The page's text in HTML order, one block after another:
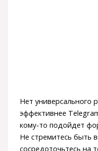
Нет универсального
эффективнее
кому-то подойдет
Не стремитесь быть
сосредоточьтесь на